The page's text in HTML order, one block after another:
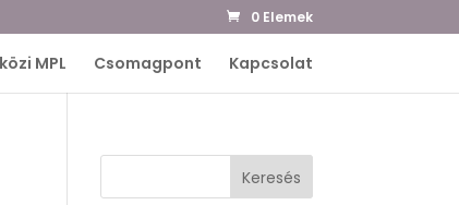
0 Elemek
MPL Csomagpont Kapcsolat
Keresés